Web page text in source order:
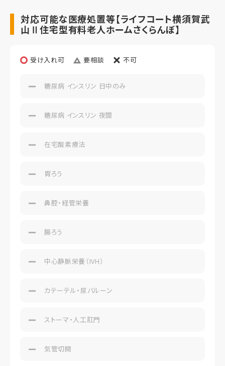
対応可能な医療処置等【ライフコート横須賀武
山Ⅱ住宅型有料老人ホームさくらんぼ】
受け入れ可 要相談 不可
糖尿病 インスリン 日中のみ
糖尿病 インスリン 夜間
在宅酸素療法
胃ろう
鼻腔・経管栄養
腸ろう
中心静脈栄養（IVH）
カテーテル・尿バルーン
ストーマ・人工肛門
気管切開